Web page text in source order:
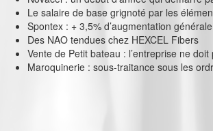
Le salaire de base grignoté par les
Spontex : + 3,5% d’augmentation
Des NAO tendues chez HEXCEL Fibers
Vente de Petit bateau : l’entreprise ne
Maroquinerie : sous-traitance sous les